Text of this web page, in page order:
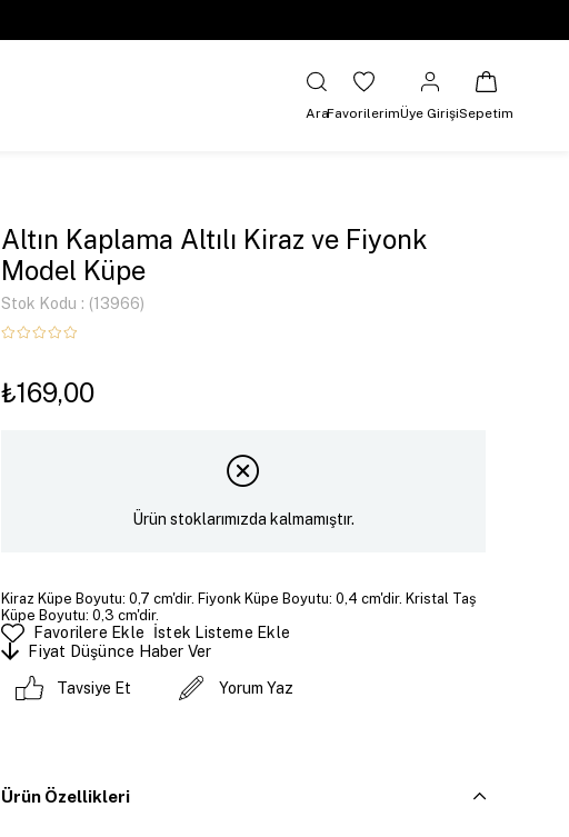
AraFavorilerimÜye GirişiSepetim
Altın Kaplama Altılı Kiraz ve Fiyonk
Model Küpe
Stok Kodu (13966)
₺169,00
Ürün stoklarımızda kalmamıştır.
Kiraz Küpe Boyutu: 0,7 cm'dir. Fiyonk Küpe Boyutu: 0,4 cm'dir. Kristal Taş
Küpe Boyutu: 0,3 cm'dir.
Favorilere Ekle
İstek Listeme Ekle
Fiyat Düşünce Haber Ver
Tavsiye Et Yorum Yaz
Ürün Özellikleri